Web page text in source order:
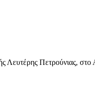
Πετρούνιας, στο